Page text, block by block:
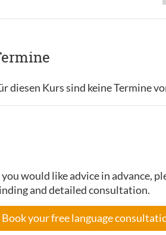
diesen Kurs sind keine Termine
you would like advice in advance,
and detailed consultation.
Book your free language